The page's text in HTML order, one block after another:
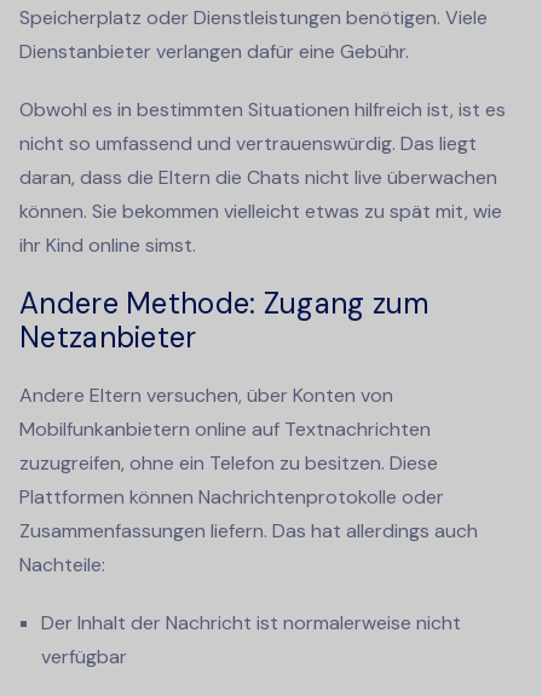
Speicherplatz oder Dienstleistungen benötigen. Viele
Dienstanbieter verlangen dafür eine Gebühr.
Obwohl es in bestimmten Situationen hilfreich ist, ist es
nicht so umfassend und vertrauenswürdig. Das liegt
daran, dass die Eltern die Chats nicht live überwachen
können. Sie bekommen vielleicht etwas zu spät mit, wie
ihr Kind online simst.
Andere Methode: Zugang zum
Netzanbieter
Andere Eltern versuchen, über Konten von
Mobilfunkanbietern online auf Textnachrichten
zuzugreifen, ohne ein Telefon zu besitzen. Diese
Plattformen können Nachrichtenprotokolle oder
Zusammenfassungen liefern. Das hat allerdings auch
Nachteile:
Der Inhalt der Nachricht ist normalerweise nicht
verfügbar